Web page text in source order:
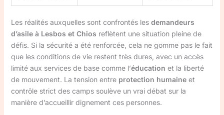
Les réalités auxquelles sont confrontés les demandeurs
d’asile à Lesbos et Chios reflètent une situation pleine de
défis. Si la sécurité a été renforcée, cela ne gomme pas le fait
que les conditions de vie restent très dures, avec un accès
limité aux services de base comme l’éducation et la liberté
de mouvement. La tension entre protection humaineet
contrôle strict des camps soulève un vrai débat sur la
manière d’accueillir dignement ces personnes.